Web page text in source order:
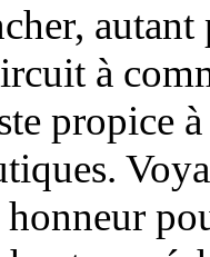
autant
à
propice